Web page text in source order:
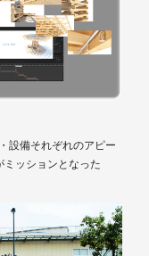
設備それぞれのアピー
ミッションとなった